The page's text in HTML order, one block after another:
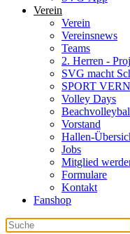
Verein
Verein
Vereinsnews
Teams
2. Herren -
SVG macht
SPORT
Volley Days
Vorstand
Hallen-
Jobs
Mitglied
Formulare
Kontakt
Fanshop